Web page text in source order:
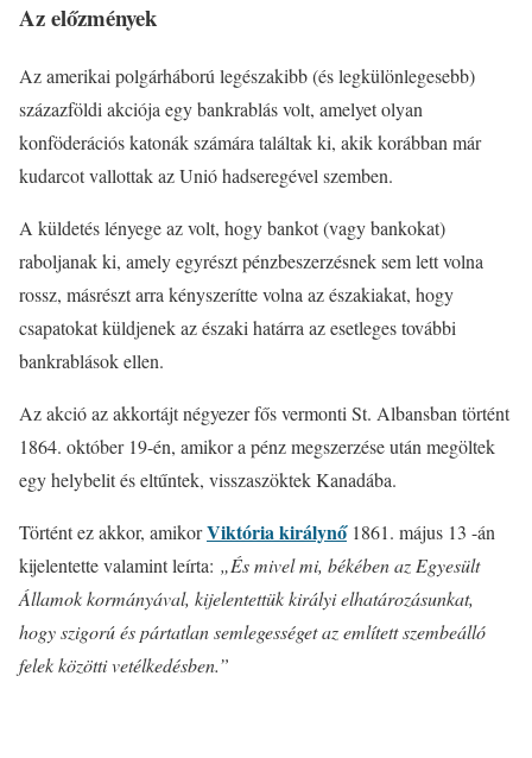
Az előzmények
Az amerikai polgárháború legészakibb (és legkülönlegesebb)
százazföldi akciója egy bankrablás volt, amelyet olyan
konföderációs katonák számára találtak ki, akik korábban már
kudarcot vallottak az Unió hadseregével szemben.
A küldetés lényege az volt, hogy bankot (vagy bankokat)
raboljanak ki, amely egyrészt pénzbeszerzésnek sem lett volna
rossz, másrészt arra kényszerítte volna az északiakat, hogy
csapatokat küldjenek az északi határra az esetleges további
bankrablások ellen.
Az akció az akkortájt négyezer fős vermonti St. Albansban történt
1864. október 19-én, amikor a pénz megszerzése után megöltek
egy helybelit és eltűntek, visszaszöktek Kanadába.
Történt ez akkor, amikorViktória királynő1861. május 13 -án
kijelentette valamint leírta: „És mivel mi, békében az Egyesült
Államok kormányával, kijelentettük királyi elhatározásunkat,
hogy szigorú és pártatlan semlegességet az említett szembeálló
felek közötti vetélkedésben.”